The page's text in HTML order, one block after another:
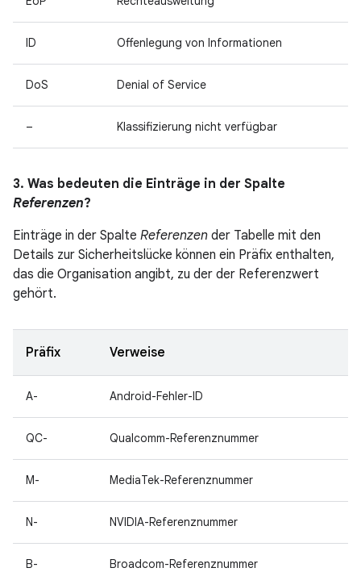
ID Offenlegung von Informationen
DoS Denial of Service
– Klassifizierung nicht verfügbar
3. Was bedeuten die Einträge in der Spalte
Referenzen?
Einträge in der Spalte Referenzen der Tabelle mit den
Details zur Sicherheitslücke können ein Präfix enthalten,
das die Organisation angibt, zu der der Referenzwert
gehört.
Präfix Verweise
A- Android-Fehler-ID
QC- Qualcomm-Referenznummer
M- MediaTek-Referenznummer
N- NVIDIA-Referenznummer
B- Broadcom-Referenznummer